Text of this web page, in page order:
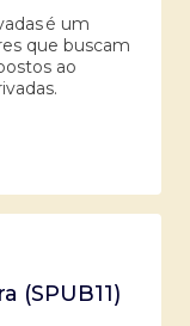
é um
que buscam
ao
(SPUB11)